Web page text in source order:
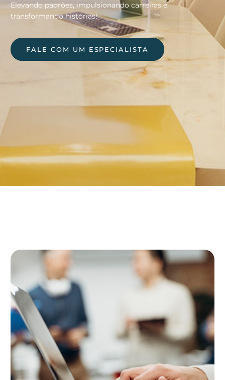
Elevando padrões, impulsionando carreiras e
transformando histórias!
FALE COM UM ESPECIALISTA